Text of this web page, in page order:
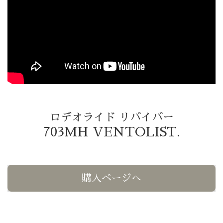
ロデオライド リバイバー
703MH VENTOLIST.
購入ページへ